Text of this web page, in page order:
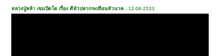
หลวงปู่หล้า เขมปัตโต เรื่อง ตีหัวปลากระเทือนหัวนาค...12-08-2533